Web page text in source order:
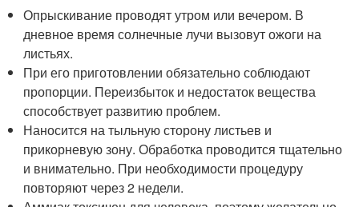
Опрыскивание проводят утром или вечером. В
дневное время солнечные лучи вызовут ожоги на
листьях.
При его приготовлении обязательно соблюдают
пропорции. Переизбыток и недостаток вещества
способствует развитию проблем.
Наносится на тыльную сторону листьев и
прикорневую зону. Обработка проводится тщательно
и внимательно. При необходимости процедуру
повторяют через 2 недели.